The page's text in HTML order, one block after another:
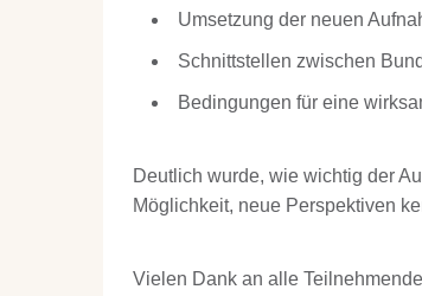
Umsetzung der neuen
Schnittstellen zwischen
Bedingungen für eine
Deutlich wurde, wie wichtig der
Möglichkeit, neue Perspektiven
Vielen Dank an alle